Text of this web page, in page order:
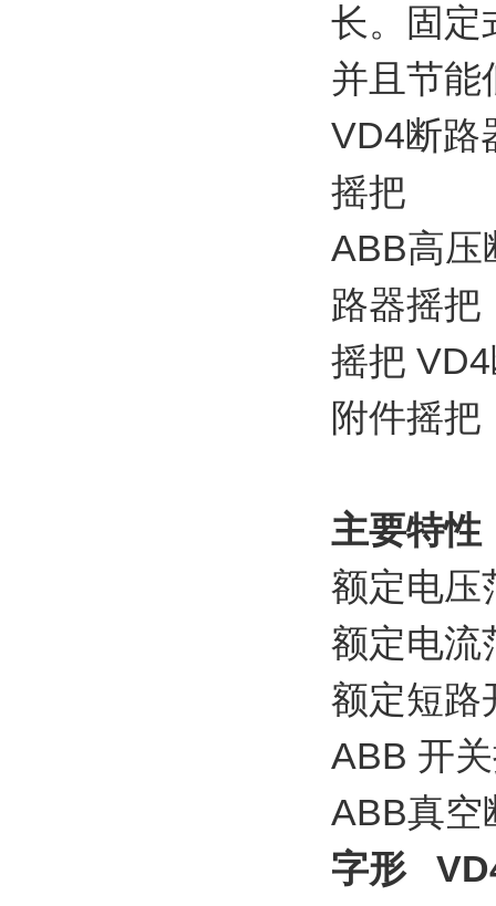
长。固定
并且节能
VD4断路
摇把
ABB高压
路器摇把
摇把
附件摇把
主要特性
额定电
额定电
额定短
ABB 开
ABB真
字形